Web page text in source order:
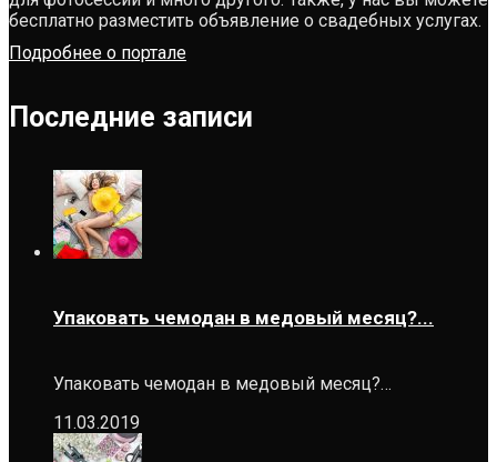
бесплатно разместить объявление о свадебных услугах.
Подробнее о портале
Последние записи
Упаковать чемодан в медовый месяц?...
Упаковать чемодан в медовый месяц?…
11.03.2019